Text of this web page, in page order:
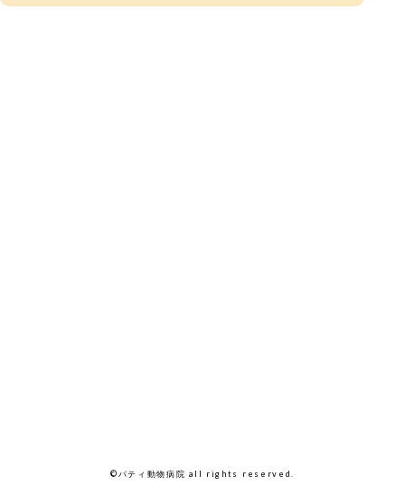
©パティ動物病院 all rights reserved.